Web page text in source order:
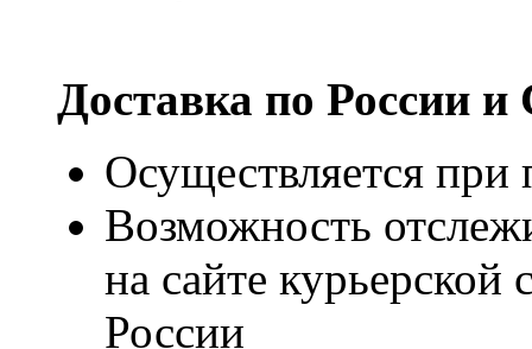
Доставка по России
Осуществляется при
Возможность
на сайте
России